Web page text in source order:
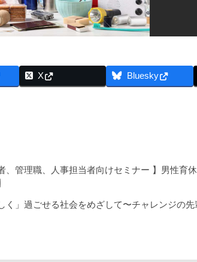
X Bluesky
、管理職、人事担当者向けセミナー 】男性育
く」過ごせる社会をめざして〜チャレンジの